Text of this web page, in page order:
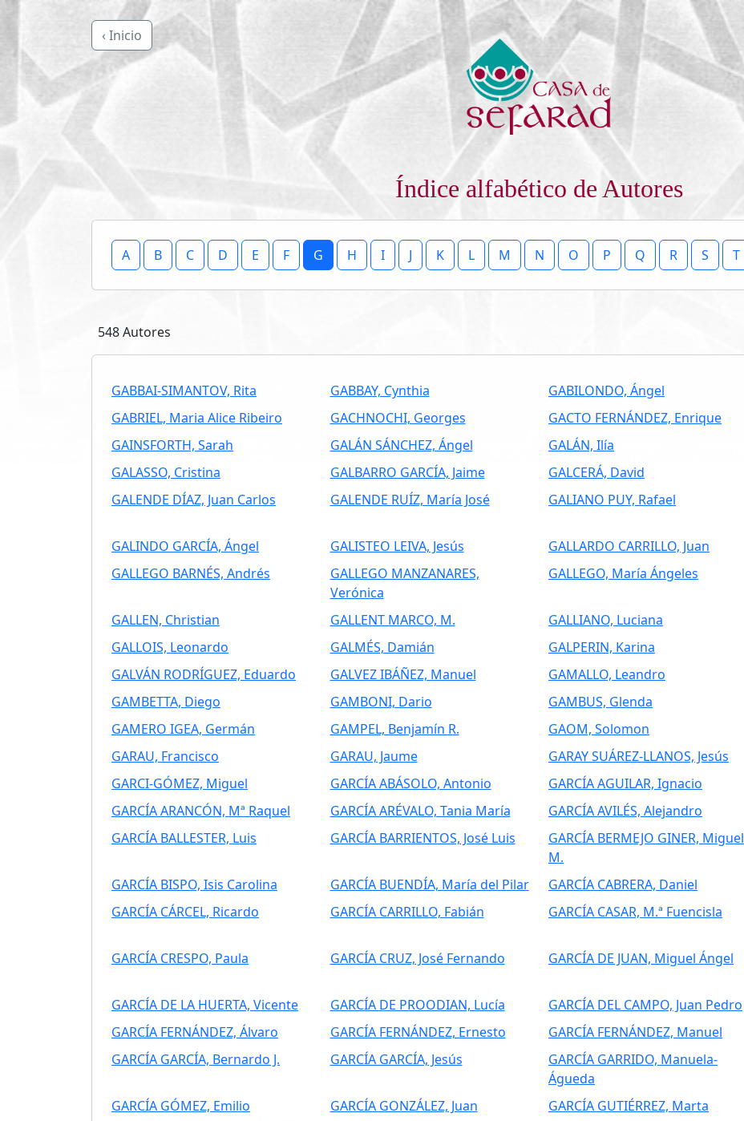
‹ Inicio
Índice alfabético de Autores
A B C D E F G H I J K L M N O P Q R S T
548 Autores
GABBAI-SIMANTOV, Rita GABBAY, Cynthia GABILONDO, Ángel
GABRIEL, Maria Alice Ribeiro
GACHNOCHI, Georges GACTO FERNÁNDEZ, Enrique
GAINSFORTH, Sarah
GALÁN SÁNCHEZ, Ángel GALÁN, Ilía
GALASSO, Cristina
GALBARRO GARCÍA, Jaime GALCERÁ, David
GALENDE DÍAZ, Juan Carlos
GALENDE RUÍZ, María José GALIANO PUY, Rafael
GALINDO GARCÍA, Ángel
GALISTEO LEIVA, Jesús GALLARDO CARRILLO, Juan
GALLEGO BARNÉS, Andrés
GALLEGO MANZANARES,
Verónica
GALLEGO, María Ángeles
GALLEN, Christian GALLENT MARCO, M. GALLIANO, Luciana
GALLOIS, Leonardo
GALMÉS, Damián GALPERIN, Karina
GALVÁN RODRÍGUEZ, Eduardo
GALVEZ IBÁÑEZ, Manuel GAMALLO, Leandro
GAMBETTA, Diego
GAMBONI, Dario GAMBUS, Glenda
GAMERO IGEA, Germán
GAMPEL, Benjamín R. GAOM, Solomon
GARAU, Francisco
GARAU, Jaume GARAY SUÁREZ-LLANOS, Jesús
GARCI-GÓMEZ, Miguel
GARCÍA ABÁSOLO, Antonio GARCÍA AGUILAR, Ignacio
GARCÍA ARANCÓN, Mª Raquel
GARCÍA ARÉVALO, Tania María GARCÍA AVILÉS, Alejandro
GARCÍA BALLESTER, Luis
GARCÍA BARRIENTOS, José Luis
GARCÍA BERMEJO GINER, Miguel
M.
GARCÍA BISPO, Isis Carolina GARCÍA BUENDÍA, María del Pilar GARCÍA CABRERA, Daniel
GARCÍA CÁRCEL, Ricardo
GARCÍA CARRILLO, Fabián GARCÍA CASAR, M.ª Fuencisla
GARCÍA CRESPO, Paula
GARCÍA CRUZ, José Fernando GARCÍA DE JUAN, Miguel Ángel
GARCÍA DE LA HUERTA, Vicente
GARCÍA DE PROODIAN, Lucía GARCÍA DEL CAMPO, Juan Pedro
GARCÍA FERNÁNDEZ, Álvaro
GARCÍA FERNÁNDEZ, Ernesto GARCÍA FERNÁNDEZ, Manuel
GARCÍA GARCÍA, Bernardo J.
GARCÍA GARCÍA, Jesús
GARCÍA GARRIDO, Manuela-
Águeda
GARCÍA GÓMEZ, Emilio GARCÍA GONZÁLEZ, Juan GARCÍA GUTIÉRREZ, Marta